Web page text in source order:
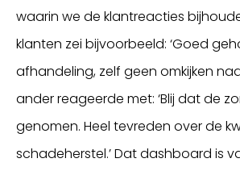
waarin we de klantreacties
klanten zei bijvoorbeeld: ‘Goed
afhandeling, zelf geen omkijken
ander reageerde met: ‘Blij dat de
genomen. Heel tevreden over de
schadeherstel.’ Dat dashboard is